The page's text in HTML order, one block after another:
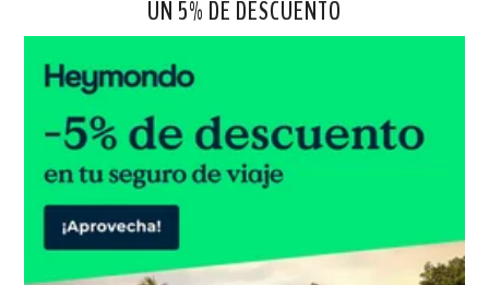
UN 5% DE DESCUENTO